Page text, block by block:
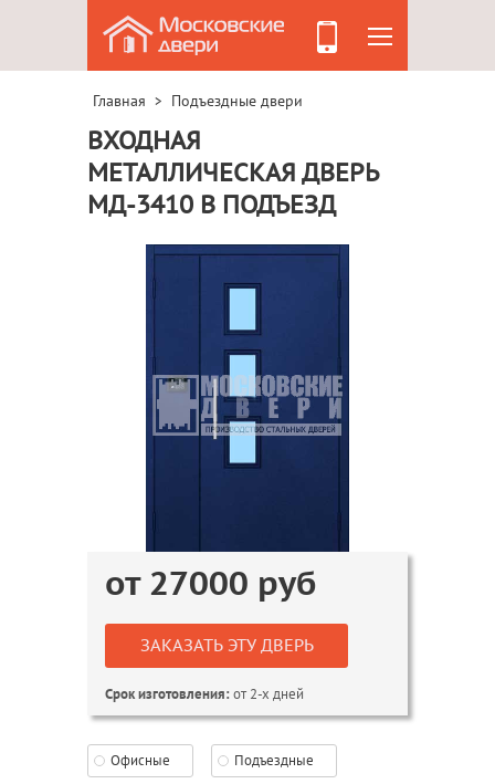
Главная > Подъездные двери
ВХОДНАЯ
МЕТАЛЛИЧЕСКАЯ ДВЕРЬ
МД-3410 В ПОДЪЕЗД
от 27000 руб
ЗАКАЗАТЬ ЭТУ ДВЕРЬ
Срок изготовления:от 2-х дней
Офисные Подъездные